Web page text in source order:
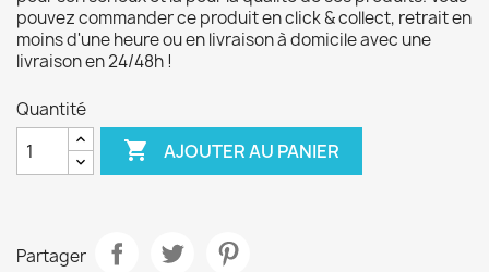
pouvez commander ce produit en click & collect, retrait en
moins d'une heure ou en livraison à domicile avec une
livraison en 24/48h !
Quantité
 AJOUTER AU PANIER
Partager